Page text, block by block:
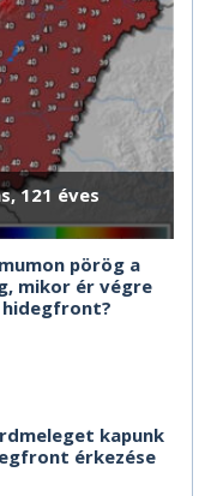
121 éves
pörög a
mikor ér végre
hidegfront?
kapunk
érkezése